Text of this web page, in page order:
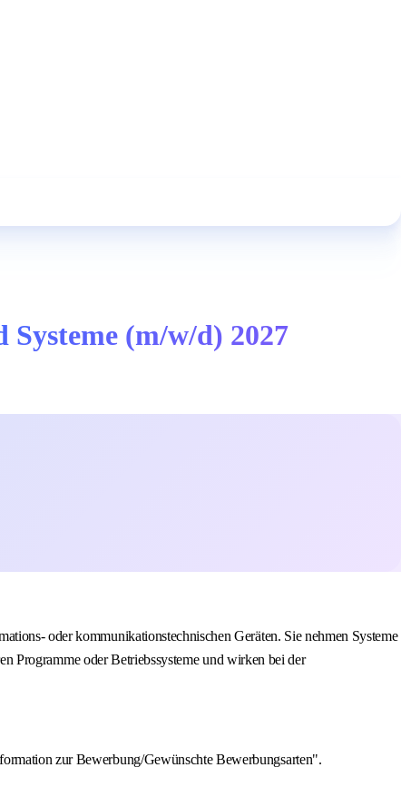
(m/w/d) 2027
oder kommunikationstechnischen Geräten. Sie nehmen Systeme
Programme oder Betriebssysteme und wirken bei der
zur Bewerbung/Gewünschte Bewerbungsarten".